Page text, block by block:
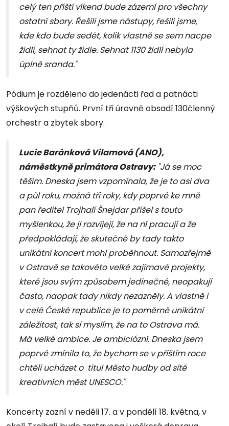
celý ten příští víkend bude zázemí pro všechny
ostatní sbory. Řešili jsme nástupy, řešili jsme,
kde kdo bude sedět, kolik vlastně se sem nacpe
židlí, sehnat ty židle. Sehnat 1130 židlí nebyla
úplně sranda."
Pódium je rozděleno do jedenácti řad a patnácti
výškových stupňů. První tři úrovně obsadí 130členný
orchestr a zbytek sbory.
Lucie Baránková Vilamová (ANO),
náměstkyně primátora Ostravy:"Já se moc
těším. Dneska jsem vzpomínala, že je to asi dva
a půl roku, možná tři roky, kdy poprvé ke mně
pan ředitel Trojhalí Šnejdar přišel s touto
myšlenkou, že ji rozvíjejí, že na ní pracují a že
předpokládají, že skutečně by tady takto
unikátní koncert mohl proběhnout. Samozřejmě
v Ostravě se takovéto velké zajímavé projekty,
které jsou svým způsobem jedinečné, neopakují
často, naopak tady nikdy nezazněly. A vlastně i
v celé České republice je to poměrně unikátní
záležitost, tak si myslím, že na to Ostrava má.
Má velké ambice. Je ambiciózní. Dneska jsem
poprvé zmínila to, že bychom se v příštím roce
chtěli ucházet o titul Město hudby od sítě
kreativních měst UNESCO."
Koncerty zazní v neděli 17. a v pondělí 18. května, v